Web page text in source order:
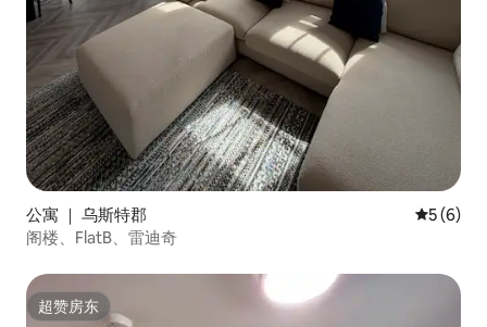
公寓 ｜ 乌斯特郡 平均评分
5 (6)
阁楼、FlatB、雷迪奇
超赞房东
超赞房东